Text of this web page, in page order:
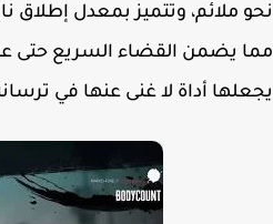
ملائم، وتتميز بمعدل إطلاق
يضمن القضاء السريع حتى
أداة لا غنى عنها في ترسانة